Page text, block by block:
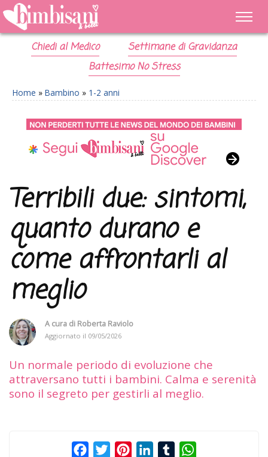
Chiedi al Medico
Settimane di Gravidanza
Battesimo No Stress
Home » Bambino » 1-2 anni
Terribili due: sintomi,
quanto durano e
come affrontarli al
meglio
A cura di Roberta Raviolo
Aggiornato il 09/05/2026
Un normale periodo di evoluzione che
attraversano tutti i bambini. Calma e serenità
sono il segreto per gestirli al meglio.
FacebookTwitterPinterestLinkedInTumblr